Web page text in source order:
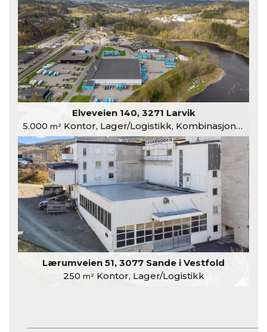
Elveveien 140, 3271 Larvik
5.000 m²Kontor, Lager/Logistikk, Kombinasjonslokaler
Lærumveien 51, 3077 Sande i Vestfold
250 m²Kontor, Lager/Logistikk